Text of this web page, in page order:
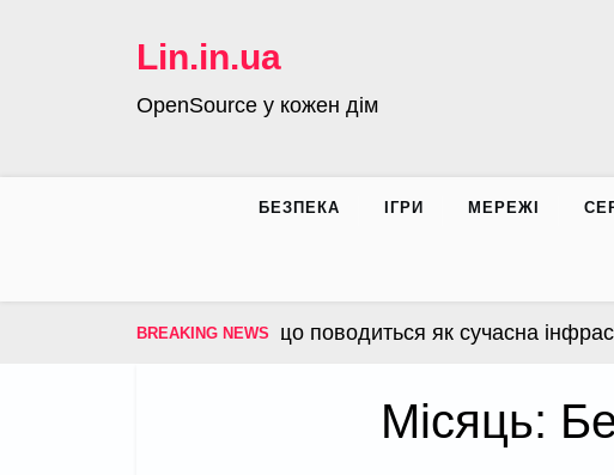
Lin.in.ua
OpenSource у кожен дім
БЕЗПЕКА ІГРИ МЕРЕЖІ
BREAKING NEWS
система, що поводиться як сучасна
Місяць: